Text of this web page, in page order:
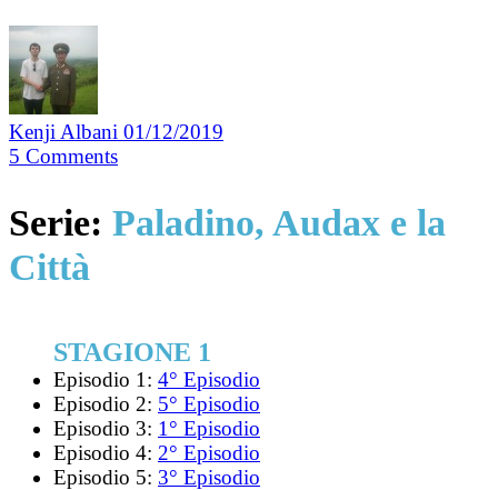
Kenji Albani 01/12/2019
5 Comments
Serie: Paladino, Audax e la
Città
STAGIONE 1
Episodio 1: 4° Episodio
Episodio 2: 5° Episodio
Episodio 3: 1° Episodio
Episodio 4: 2° Episodio
Episodio 5: 3° Episodio